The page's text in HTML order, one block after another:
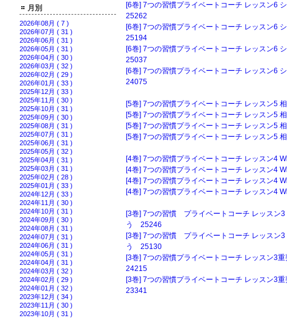
月別
2026年08月 ( 7 )
2026年07月 ( 31 )
2026年06月 ( 31 )
2026年05月 ( 31 )
2026年04月 ( 30 )
2026年03月 ( 32 )
2026年02月 ( 29 )
2026年01月 ( 33 )
2025年12月 ( 33 )
2025年11月 ( 30 )
2025年10月 ( 31 )
2025年09月 ( 30 )
2025年08月 ( 31 )
2025年07月 ( 31 )
2025年06月 ( 31 )
2025年05月 ( 32 )
2025年04月 ( 31 )
2025年03月 ( 31 )
2025年02月 ( 28 )
2025年01月 ( 33 )
2024年12月 ( 33 )
2024年11月 ( 30 )
2024年10月 ( 31 )
2024年09月 ( 30 )
2024年08月 ( 31 )
2024年07月 ( 31 )
2024年06月 ( 31 )
2024年05月 ( 31 )
2024年04月 ( 31 )
2024年03月 ( 32 )
2024年02月 ( 29 )
2024年01月 ( 32 )
2023年12月 ( 34 )
2023年11月 ( 30 )
2023年10月 ( 31 )
[6巻] 7つの習慣プライベートコーチ レッスン6
25262
[6巻] 7つの習慣プライベートコーチ レッスン6
25194
[6巻] 7つの習慣プライベートコーチ レッスン6
25037
[6巻] 7つの習慣プライベートコーチ レッスン6
24075
[5巻] 7つの習慣プライベートコーチ レッスン5
[5巻] 7つの習慣プライベートコーチ レッスン5
[5巻] 7つの習慣プライベートコーチ レッスン5
[5巻] 7つの習慣プライベートコーチ レッスン5
[4巻] 7つの習慣プライベートコーチ レッスン4
[4巻] 7つの習慣プライベートコーチ レッスン4
[4巻] 7つの習慣プライベートコーチ レッスン4
[4巻] 7つの習慣プライベートコーチ レッスン4
[3巻] 7つの習慣 プライベートコーチ レッスン
う 25246
[3巻] 7つの習慣 プライベートコーチ レッスン
う 25130
[3巻] 7つの習慣プライベートコーチ レッスン3
24215
[3巻] 7つの習慣プライベートコーチ レッスン3
23341